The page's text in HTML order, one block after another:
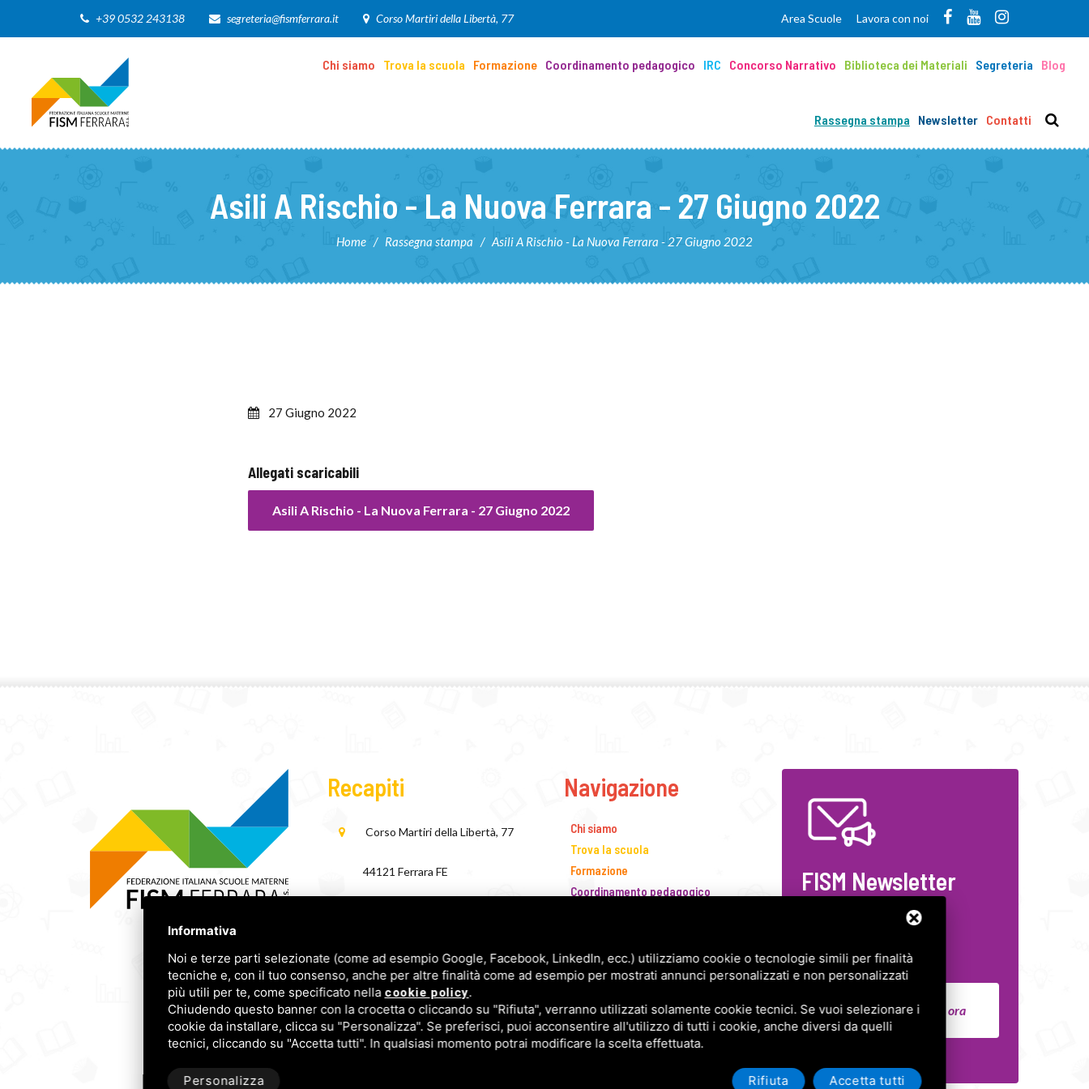
+39 0532 243138 segreteria@fismferrara.it Corso Martiri della Libertà, 77 Area Scuole Lavora con noi
Chi siamo Trova la scuola Formazione Coordinamento pedagogico IRC Concorso Narrativo Biblioteca dei Materiali Segreteria Blog
Rassegna stampa Newsletter Contatti
Asili A Rischio - La Nuova Ferrara - 27 Giugno 2022
Home / Rassegna stampa / Asili A Rischio - La Nuova Ferrara - 27 Giugno 2022
27 Giugno 2022
Allegati scaricabili
Asili A Rischio - La Nuova Ferrara - 27 Giugno 2022
Recapiti
Corso Martiri della Libertà, 77
44121 Ferrara FE
+39 0532 243138
presidente@fismferrara.it
PEC fism.ferrara@pec.it
Navigazione
Chi siamo
Trova la scuola
Formazione
Coordinamento pedagogico
Biblioteca dei Materiali
Segreteria
Rassegna stampa
Newsletter
FISM Newsletter
Compila il modulo e resta
Iscriviti ora
Informativa
Noi e terze parti selezionate (come ad esempio Google, Facebook, LinkedIn, ecc.) utilizziamo cookie o tecnologie simili per finalità
tecniche e, con il tuo consenso, anche per altre finalità come ad esempio per mostrati annunci personalizzati e non personalizzati
più utili per te, come specificato nella cookie policy.
Chiudendo questo banner con la crocetta o cliccando su "Rifiuta", verranno utilizzati solamente cookie tecnici. Se vuoi selezionare i
cookie da installare, clicca su "Personalizza". Se preferisci, puoi acconsentire all'utilizzo di tutti i cookie, anche diversi da quelli
tecnici, cliccando su "Accetta tutti". In qualsiasi momento potrai modificare la scelta effettuata.
Personalizza Rifiuta Accetta tutti